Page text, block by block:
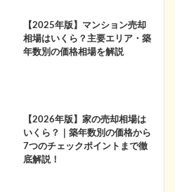
【2025年版】マンション売却
相場はいくら？主要エリア・築
年数別の価格相場を解説
【2026年版】家の売却相場は
いくら？｜築年数別の価格から
7つのチェックポイントまで徹
底解説！